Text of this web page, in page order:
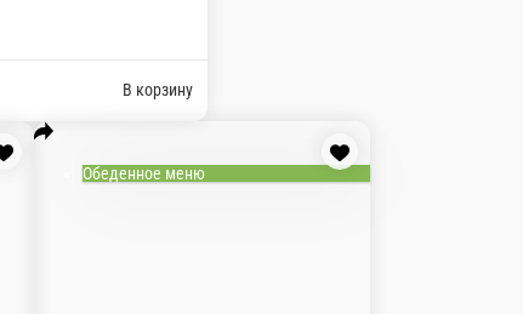
В корзину
Обеденное меню